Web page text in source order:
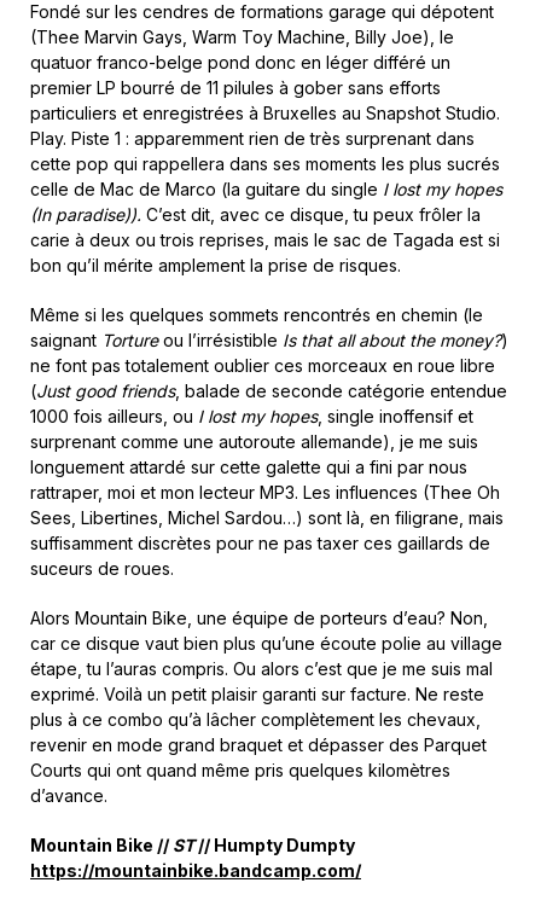
Fondé sur les cendres de formations garage qui dépotent
(Thee Marvin Gays, Warm Toy Machine, Billy Joe), le
quatuor franco-belge pond donc en léger différé un
premier LP bourré de 11 pilules à gober sans efforts
particuliers et enregistrées à Bruxelles au Snapshot Studio.
Play. Piste 1 : apparemment rien de très surprenant dans
cette pop qui rappellera dans ses moments les plus sucrés
celle de Mac de Marco (la guitare du single I lost my hopes
(In paradise)). C’est dit, avec ce disque, tu peux frôler la
carie à deux ou trois reprises, mais le sac de Tagada est si
bon qu’il mérite amplement la prise de risques.
Même si les quelques sommets rencontrés en chemin (le
saignant Tortureou l’irrésistible Is that all about the money?)
ne font pas totalement oublier ces morceaux en roue libre
(Just good friends, balade de seconde catégorie entendue
1000 fois ailleurs, ou I lost my hopes, single inoffensif et
surprenant comme une autoroute allemande), je me suis
longuement attardé sur cette galette qui a fini par nous
rattraper, moi et mon lecteur MP3. Les influences (Thee Oh
Sees, Libertines, Michel Sardou…) sont là, en filigrane, mais
suffisamment discrètes pour ne pas taxer ces gaillards de
suceurs de roues.
Alors Mountain Bike, une équipe de porteurs d’eau? Non,
car ce disque vaut bien plus qu’une écoute polie au village
étape, tu l’auras compris. Ou alors c’est que je me suis mal
exprimé. Voilà un petit plaisir garanti sur facture. Ne reste
plus à ce combo qu’à lâcher complètement les chevaux,
revenir en mode grand braquet et dépasser des Parquet
Courts qui ont quand même pris quelques kilomètres
d’avance.
Mountain Bike // ST// Humpty Dumpty
https://mountainbike.bandcamp.com/